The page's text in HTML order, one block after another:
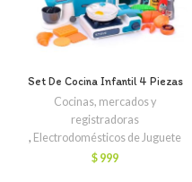
Set De Cocina Infantil 4 Piezas
Cocinas, mercados y
registradoras
, Electrodomésticos de Juguete
$ 999